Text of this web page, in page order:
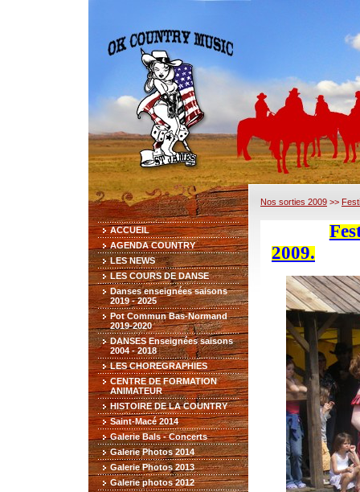
ACCUEIL
AGENDA COUNTRY
LES NEWS
LES COURS DE DANSE
Danses enseignées saisons
2019 - 2025
Pot Commun Bas-Normand
2019-2020
DANSES Enseignées saisons
2004 - 2018
LES CHOREGRAPHIES
CENTRE DE FORMATION
ANIMATEUR
HISTOIRE DE LA COUNTRY
Saint-Macé 2014
Galerie Bals - Concerts
Galerie Photos 2014
Galerie Photos 2013
Galerie photos 2012
Nos sorties 2009 >>
2009.